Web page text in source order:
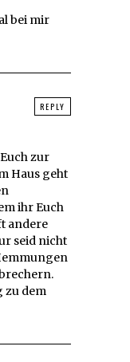
bei mir
zur
Haus geht
ihr Euch
andere
seid nicht
zu dem
REPLY